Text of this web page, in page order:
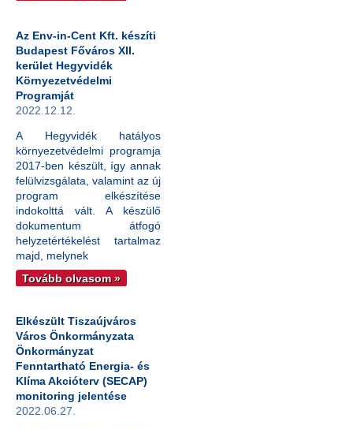
Az Env-in-Cent Kft. készíti
Budapest Főváros XII.
kerület Hegyvidék
Környezetvédelmi
Programját
2022.12.12.
A Hegyvidék hatályos
környezetvédelmi programja
2017-ben készült, így annak
felülvizsgálata, valamint az új
program elkészítése
indokolttá vált. A készülő
dokumentum átfogó
helyzetértékelést tartalmaz
majd, melynek
Tovább olvasom »
Elkészült Tiszaújváros
Város Önkormányzata
Önkormányzat
Fenntartható Energia- és
Klíma Akcióterv (SECAP)
monitoring jelentése
2022.06.27.